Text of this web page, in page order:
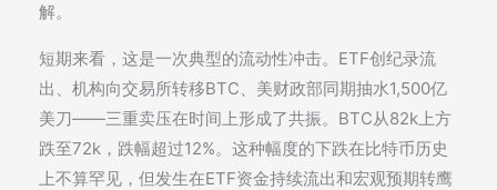
解。
短期来看，这是一次典型的流动性冲击。ETF创纪录流
出、机构向交易所转移BTC、美财政部同期抽水1,500亿
美刀——三重卖压在时间上形成了共振。BTC从82k上方
跌至72k，跌幅超过12%。这种幅度的下跌在比特币历史
上不算罕见，但发生在ETF资金持续流出和宏观预期转鹰